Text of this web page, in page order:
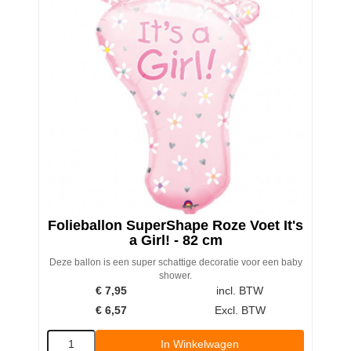
Folieballon SuperShape Roze Voet It's
a Girl! - 82 cm
Deze ballon is een super schattige decoratie voor een baby
shower.
€ 7,95
incl. BTW
€ 6,57 Excl. BTW
In Winkelwagen